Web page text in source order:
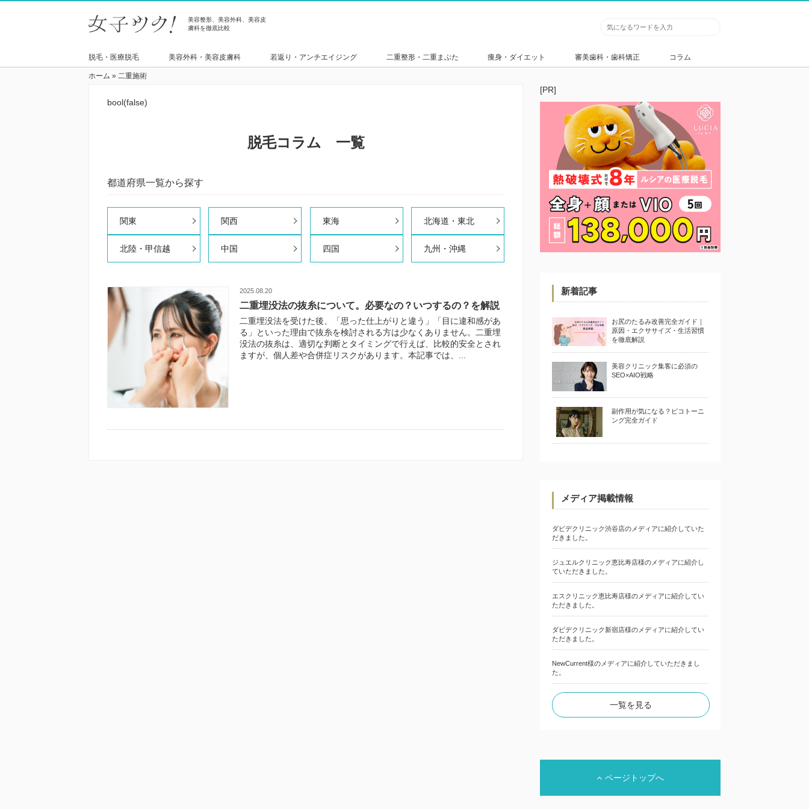
美容整形、美容外科、美容皮
膚科を徹底比較
脱毛・医療脱毛 美容外科・美容皮膚科 若返り・アンチエイジング 二重整形・二重まぶた 痩身・ダイエット 審美歯科・歯科矯正 コラム
ホーム » 二重施術
bool(false)
脱毛コラム 一覧
都道府県一覧から探す
関東 関西 東海 北海道・東北
北陸・甲信越 中国 四国 九州・沖縄
2025.08.20
二重埋没法の抜糸について。必要なの？いつするの？を解説
二重埋没法を受けた後、「思った仕上がりと違う」「目に違和感があ
る」といった理由で抜糸を検討される方は少なくありません。二重埋
没法の抜糸は、適切な判断とタイミングで行えば、比較的安全とされ
ますが、個人差や合併症リスクがあります。本記事では、...
[PR]
新着記事
お尻のたるみ改善完全ガイド｜
原因・エクササイズ・生活習慣
を徹底解説
美容クリニック集客に必須の
SEO×AIO戦略
副作用が気になる？ピコトーニ
ング完全ガイド
メディア掲載情報
ダビデクリニック渋谷店のメディアに紹介していた
だきました。
ジュエルクリニック恵比寿店様のメディアに紹介し
ていただきました。
エスクリニック恵比寿店様のメディアに紹介してい
ただきました。
ダビデクリニック新宿店様のメディアに紹介してい
ただきました。
NewCurrent様のメディアに紹介していただきまし
た。
一覧を見る
ページトップへ